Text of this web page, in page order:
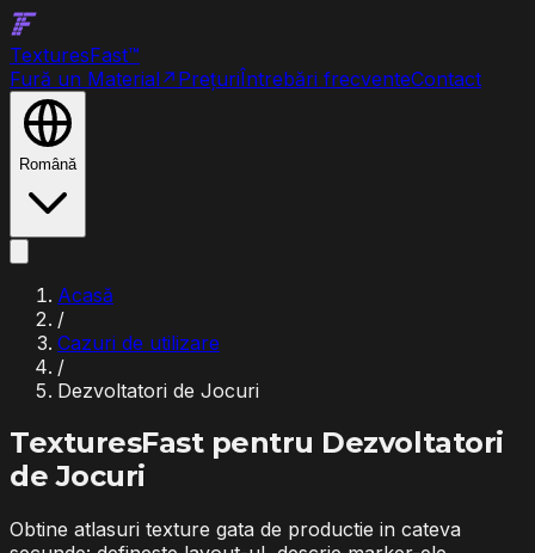
TexturesFast™
Fură un Material↗ PrețuriÎntrebări frecventeContact
Română
Acasă
/
Cazuri de utilizare
/
Dezvoltatori de Jocuri
TexturesFast pentru Dezvoltatori
de Jocuri
Obtine atlasuri texture gata de productie in cateva